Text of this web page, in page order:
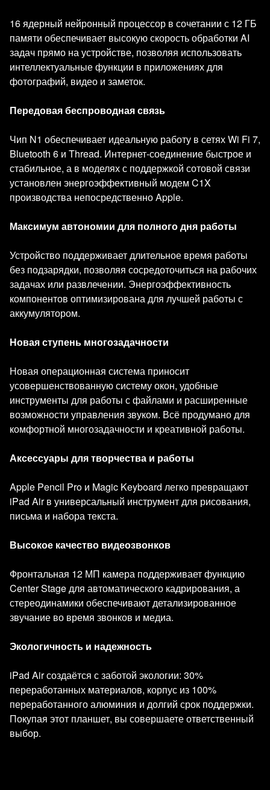
16 ядерный нейронный процессор в сочетании с 12 ГБ
памяти обеспечивает высокую скорость обработки AI
задач прямо на устройстве, позволяя использовать
интеллектуальные функции в приложениях для
фотографий, видео и заметок.
Передовая беспроводная связь
Чип N1 обеспечивает идеальную работу в сетях Wi Fi 7,
Bluetooth 6 и Thread. Интернет-соединение быстрое и
стабильное, а в моделях с поддержкой сотовой связи
установлен энергоэффективный модем C1X
производства непосредственно Apple.
Максимум автономии для полного дня работы
Устройство поддерживает длительное время работы
без подзарядки, позволяя сосредоточиться на рабочих
задачах или развлечении. Энергоэффективность
компонентов оптимизирована для лучшей работы с
аккумулятором.
Новая ступень многозадачности
Новая операционная система приносит
усовершенствованную систему окон, удобные
инструменты для работы с файлами и расширенные
возможности управления звуком. Всё продумано для
комфортной многозадачности и креативной работы.
Аксессуары для творчества и работы
Apple Pencil Pro и Magic Keyboard легко превращают
iPad Air в универсальный инструмент для рисования,
письма и набора текста.
Высокое качество видеозвонков
Фронтальная 12 МП камера поддерживает функцию
Center Stage для автоматического кадрирования, а
стереодинамики обеспечивают детализированное
звучание во время звонков и медиа.
Экологичность и надежность
iPad Air создаётся с заботой экологии: 30%
переработанных материалов, корпус из 100%
переработанного алюминия и долгий срок поддержки.
Покупая этот планшет, вы совершаете ответственный
выбор.